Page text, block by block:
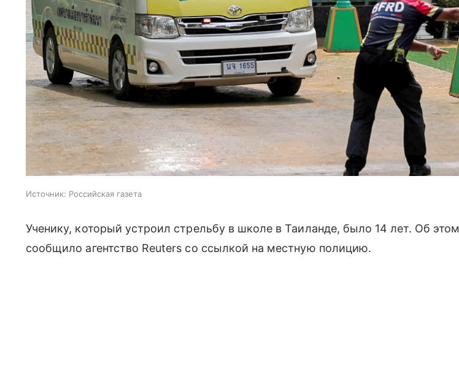
Источник: Российская газета
Ученику, который устроил стрельбу в школе в Таиланде, было 14 лет. Об этом
сообщило агентство Reuters со ссылкой на местную полицию.